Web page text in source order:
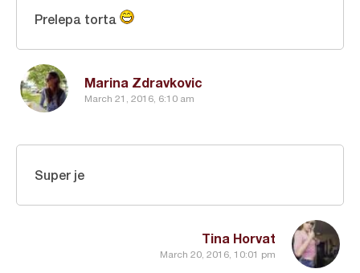
Marina Zdravkovic
March 21, 2016, 6:10 am
Prelepa torta
Tina Horvat
March 20, 2016, 10:01 pm
Super je